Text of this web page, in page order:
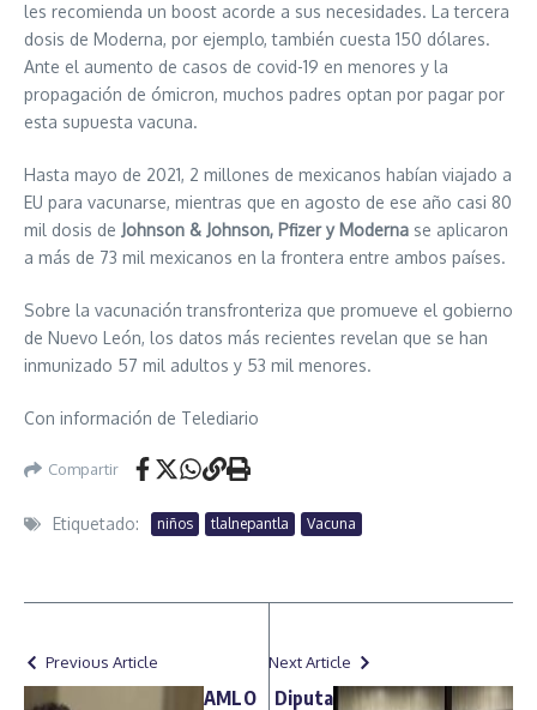
les recomienda un boost acorde a sus necesidades. La tercera
dosis de Moderna, por ejemplo, también cuesta 150 dólares.
Ante el aumento de casos de covid-19 en menores y la
propagación de ómicron, muchos padres optan por pagar por
esta supuesta vacuna.
Hasta mayo de 2021, 2 millones de mexicanos habían viajado a
EU para vacunarse, mientras que en agosto de ese año casi 80
mil dosis de Johnson & Johnson, Pfizer y Moderna se aplicaron
a más de 73 mil mexicanos en la frontera entre ambos países.
Sobre la vacunación transfronteriza que promueve el gobierno
de Nuevo León, los datos más recientes revelan que se han
inmunizado 57 mil adultos y 53 mil menores.
Con información de Telediario
Compartir
Etiquetado: niños tlalnepantla Vacuna
Previous Article
AMLO
Next Article
Diputa